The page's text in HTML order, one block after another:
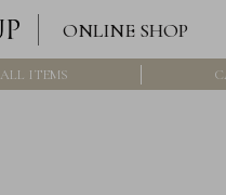
ONLINE SHOP
ALL ITEMS